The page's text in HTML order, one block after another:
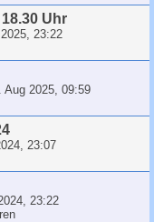
Uhr
23:22
Aug 2025, 09:59
23:07
23:22